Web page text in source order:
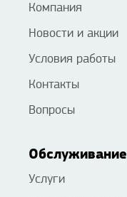
Компания
Новости и акции
Условия работы
Контакты
Вопросы
Обслуживание
Услуги